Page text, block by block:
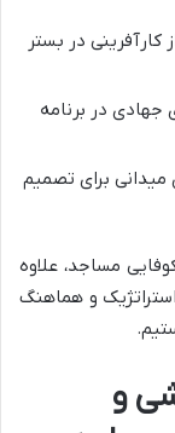
کارآفرینی در بستر
در برنامه
برای تصمیم
مساجد، علاوه
و هماهنگ
و